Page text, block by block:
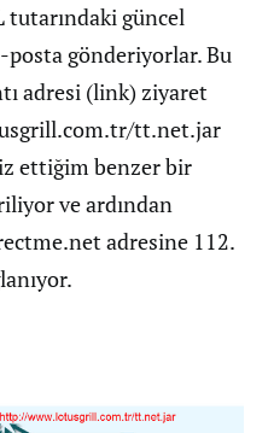
tutarındaki güncel
posta gönderiyorlar. Bu
adresi (link) ziyaret
tt.net.jar
ettiğim benzer bir
ve ardından
adresine 112.